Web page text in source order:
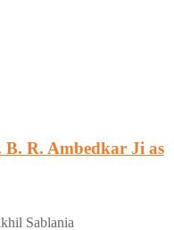
R. Ambedkar Ji as
Sablania